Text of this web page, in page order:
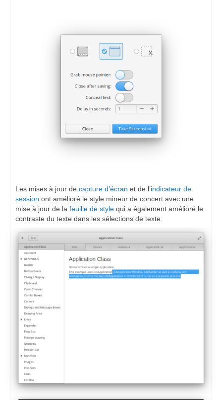
Les mises à jour de capture d’écran et de l’indicateur de
session ont amélioré le style mineur de concert avec une
mise à jour de la feuille de style qui a également amélioré le
contraste du texte dans les sélections de texte.